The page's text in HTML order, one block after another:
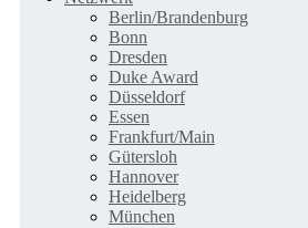
Berlin/Brandenburg
Bonn
Dresden
Duke Award
Düsseldorf
Essen
Frankfurt/Main
Gütersloh
Hannover
Heidelberg
München